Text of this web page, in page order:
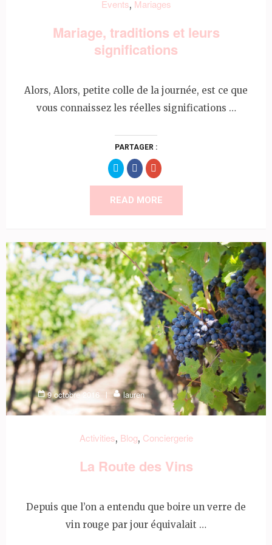
Events, Mariages
Mariage, traditions et leurs
significations
Alors, Alors, petite colle de la journée, est ce que
vous connaissez les réelles significations …
PARTAGER :
Partager
sur
Twitter(ouvre
dans
une
nouvelle
Partager
sur
Facebook(ouvre
dans
une
nouvelle
Cliquez
pour
sur
Google+
(ouvre
une
READ MORE
9 octobre 2016 lauren
Activities, Blog, Conciergerie
La Route des Vins
Depuis que l’on a entendu que boire un verre de
vin rouge par jour équivalait …